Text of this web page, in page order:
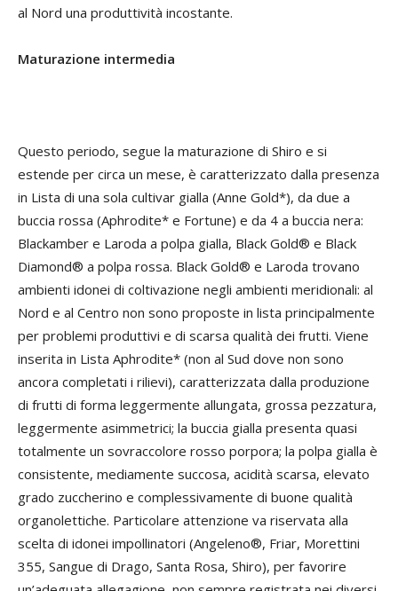
al Nord una produttività incostante.
Maturazione intermedia
Questo periodo, segue la maturazione di Shiro e si
estende per circa un mese, è caratterizzato dalla presenza
in Lista di una sola cultivar gialla (Anne Gold*), da due a
buccia rossa (Aphrodite* e Fortune) e da 4 a buccia nera:
Blackamber e Laroda a polpa gialla, Black Gold® e Black
Diamond® a polpa rossa. Black Gold® e Laroda trovano
ambienti idonei di coltivazione negli ambienti meridionali: al
Nord e al Centro non sono proposte in lista principalmente
per problemi produttivi e di scarsa qualità dei frutti. Viene
inserita in Lista Aphrodite* (non al Sud dove non sono
ancora completati i rilievi), caratterizzata dalla produzione
di frutti di forma leggermente allungata, grossa pezzatura,
leggermente asimmetrici; la buccia gialla presenta quasi
totalmente un sovraccolore rosso porpora; la polpa gialla è
consistente, mediamente succosa, acidità scarsa, elevato
grado zuccherino e complessivamente di buone qualità
organolettiche. Particolare attenzione va riservata alla
scelta di idonei impollinatori (Angeleno®, Friar, Morettini
355, Sangue di Drago, Santa Rosa, Shiro), per favorire